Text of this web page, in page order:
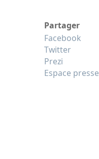
Partager
Facebook
Twitter
Prezi
Espace presse